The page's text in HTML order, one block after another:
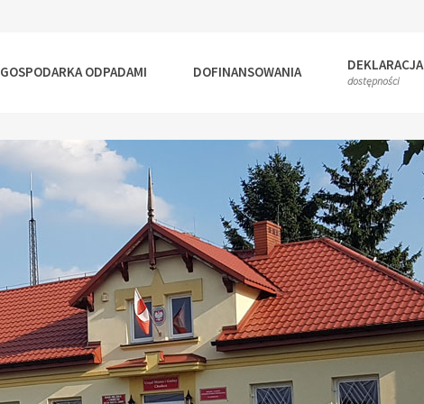
GOSPODARKA ODPADAMI DOFINANSOWANIA DEKLARACJA
dostępności